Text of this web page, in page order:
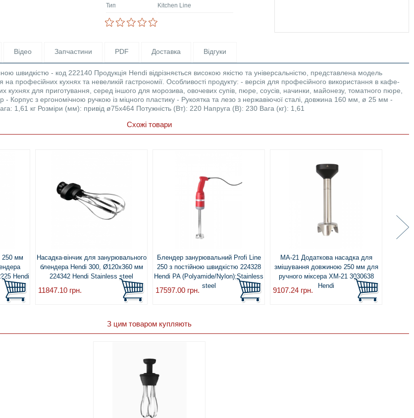
Тип Kitchen Line
Відео Запчастини PDF Доставка Відгуки
швидкістю - код 222140 Продукція Hendi відрізняється високою якістю та універсальністю, представлена модель
професійних кухнях та невеликій гастрономії. Особливості продукту: - версія для професійного використання в кафе-
кухнях для приготування, серед іншого для морозива, овочевих супів, пюре, соусів, начинки, майонезу, томатного пюре,
- Корпус з ергономічною ручкою із міцного пластику - Рукоятка та лезо з нержавіючої сталі, довжина 160 мм, ø 25 мм -
1,61 кг Розміри (мм): привід ø75x464 Потужність (Вт): 220 Напруга (В): 230 Вага (кг): 1,61
Схожі товари
250 мм
Hendi
Насадка-вінчик для занурювального
блендера Hendi 300, Ø120x360 мм
224342 Hendi Stainless steel
11847.10 грн.
Блендер занурювальний Profi Line
250 з постійною швидкістю 224328
Hendi PA (Polyamide/Nylon);Stainless
steel
17597.00 грн.
MA-21 Додаткова насадка для
змішування довжиною 250 мм для
ручного міксера XM-21 3030638
Hendi
9107.24 грн.
З цим товаром купляють